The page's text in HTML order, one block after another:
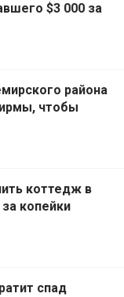
$3 000 за
района
чтобы
коттедж в
копейки
спад